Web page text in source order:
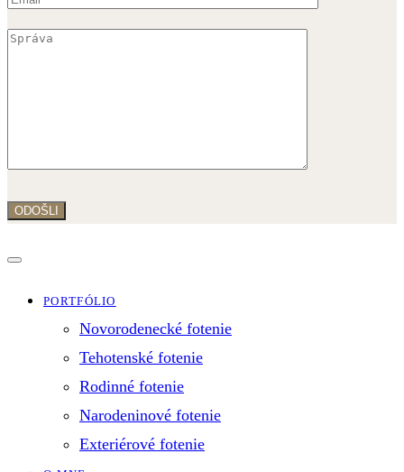
PORTFÓLIO
Novorodenecké fotenie
Tehotenské fotenie
Rodinné fotenie
Narodeninové fotenie
Exteriérové fotenie